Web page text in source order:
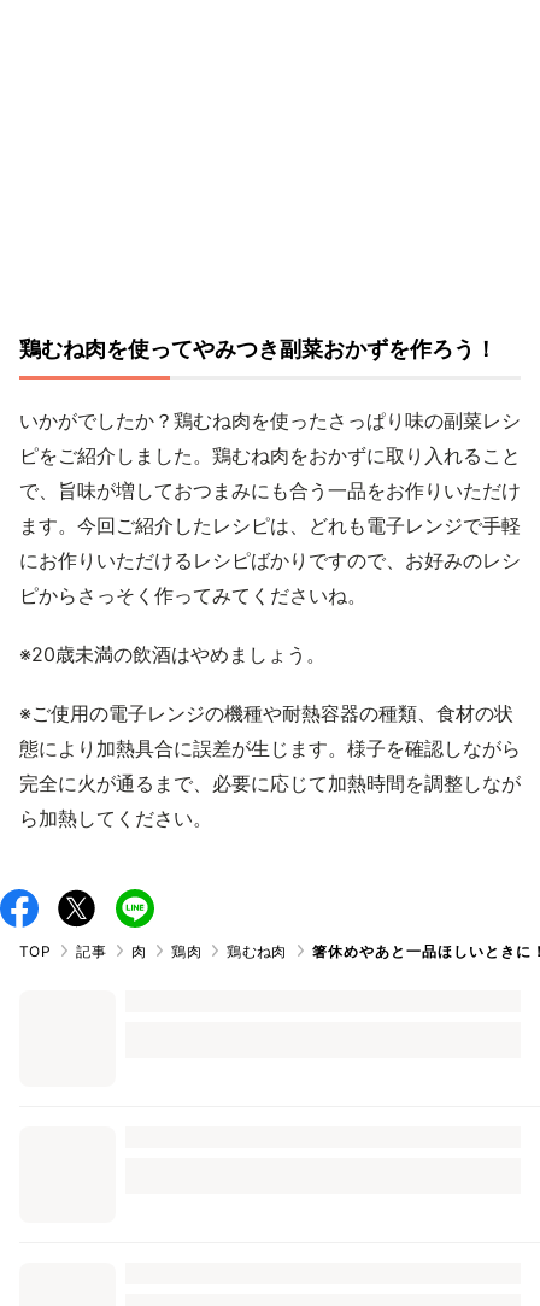
鶏むね肉を使ってやみつき副菜おかずを作ろう！
いかがでしたか？鶏むね肉を使ったさっぱり味の副菜レシ
ピをご紹介しました。鶏むね肉をおかずに取り入れること
で、旨味が増しておつまみにも合う一品をお作りいただけ
ます。今回ご紹介したレシピは、どれも電子レンジで手軽
にお作りいただけるレシピばかりですので、お好みのレシ
ピからさっそく作ってみてくださいね。
※20歳未満の飲酒はやめましょう。
※ご使用の電子レンジの機種や耐熱容器の種類、食材の状
態により加熱具合に誤差が生じます。様子を確認しながら
完全に火が通るまで、必要に応じて加熱時間を調整しなが
ら加熱してください。
TOP 記事 肉 鶏肉 鶏むね肉 箸休めやあと一品ほしいときに